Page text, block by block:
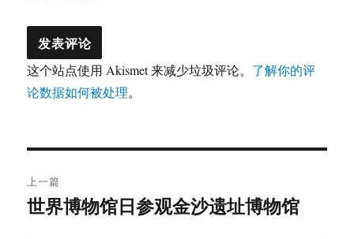
这个站点使用 Akismet 来减少垃圾评论。 了解你的评
论数据如何被处理。
章
上一篇
上
世界博物馆日参观金沙遗址博物馆